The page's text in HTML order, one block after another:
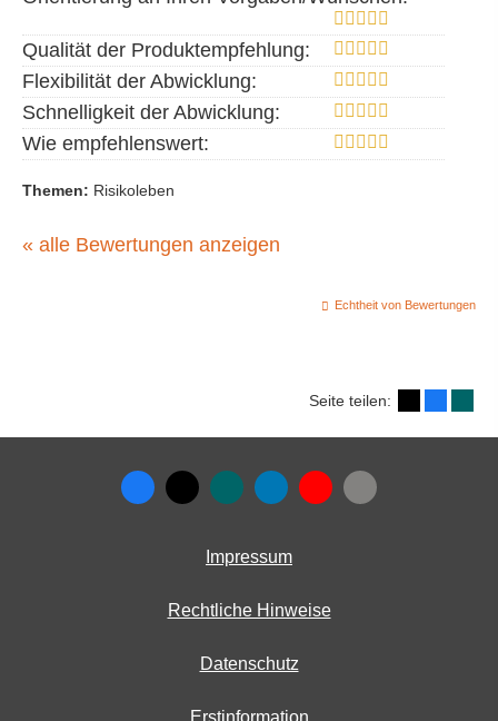
Qualität der Produktempfehlung:
Flexibilität der Abwicklung:
Schnelligkeit der Abwicklung:
Wie empfehlenswert:
Themen: Risikoleben
« alle Bewertungen anzeigen
Echtheit von Bewertungen
Seite teilen:
Impressum
Rechtliche Hinweise
Datenschutz